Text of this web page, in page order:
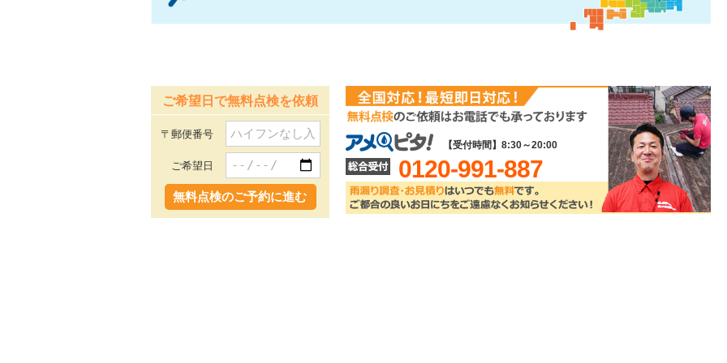
ご希望日で無料点検を依頼
〒郵便番号
ご希望日
【受付時間】8:30～20:00
0120-991-887